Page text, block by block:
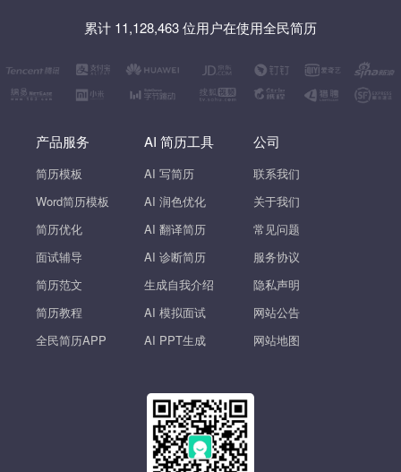
累计 11,128,463 位用户在使用全民简历
产品服务
简历模板
Word简历模板
简历优化
面试辅导
简历范文
简历教程
全民简历APP
AI 简历工具
AI 写简历
AI 润色优化
AI 翻译简历
AI 诊断简历
生成自我介绍
AI 模拟面试
AI PPT生成
公司
联系我们
关于我们
常见问题
服务协议
隐私声明
网站公告
网站地图